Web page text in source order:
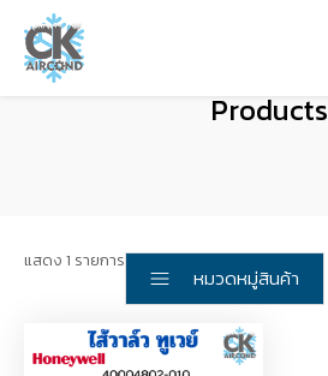
Products
แสดง 1 รายการ
หมวดหมู่สินค้า